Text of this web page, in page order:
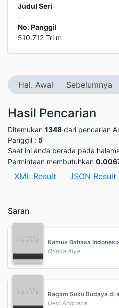
Judul Seri
-
No. Panggil
510.712 Tri m
Hal. Awal Sebelumnya
Hasil Pencarian
Ditemukan 1348 dari pencarian
Panggil : 5
Saat ini anda berada pada
Permintaan membutuhkan
XML Result JSON Result
Saran
Kamus Bahasa
Qonita Alya
Ragam Suku Budaya di
Devi Andriana